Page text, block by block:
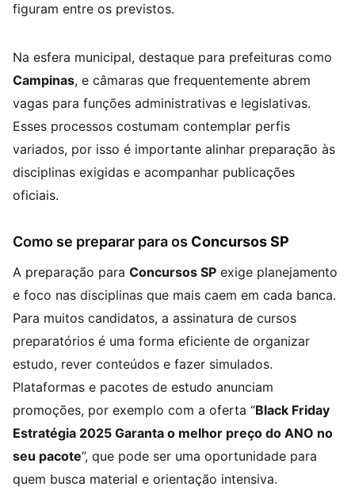
figuram entre os previstos.
Na esfera municipal, destaque para prefeituras como
Campinas, e câmaras que frequentemente abrem
vagas para funções administrativas e legislativas.
Esses processos costumam contemplar perfis
variados, por isso é importante alinhar preparação às
disciplinas exigidas e acompanhar publicações
oficiais.
Como se preparar para os Concursos SP
A preparação para Concursos SP exige planejamento
e foco nas disciplinas que mais caem em cada banca.
Para muitos candidatos, a assinatura de cursos
preparatórios é uma forma eficiente de organizar
estudo, rever conteúdos e fazer simulados.
Plataformas e pacotes de estudo anunciam
promoções, por exemplo com a oferta “Black Friday
Estratégia 2025 Garanta o melhor preço do ANO no
seu pacote”, que pode ser uma oportunidade para
quem busca material e orientação intensiva.